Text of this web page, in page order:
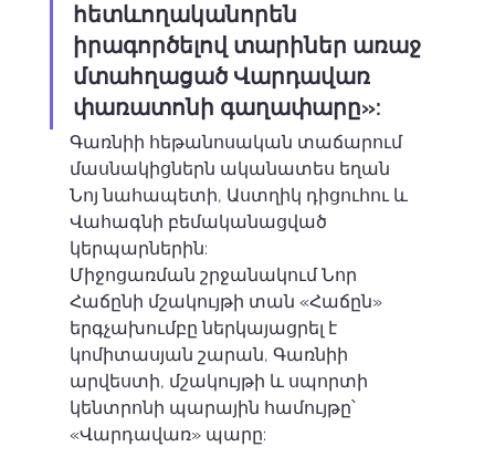
հետևողականորեն
իրագործելով տարիներ առաջ
մտահղացած Վարդավառ
փառատոնի գաղափարը»:
Գառնիի հեթանոսական տաճարում
մասնակիցներն ականատես եղան
Նոյ նահապետի, Աստղիկ դիցուհու և
Վահագնի բեմականացված
կերպարներին:
Միջոցառման շրջանակում Նոր
Հաճընի մշակույթի տան «Հաճըն»
երգչախումբը ներկայացրել է
կոմիտասյան շարան, Գառնիի
արվեստի, մշակույթի և սպորտի
կենտրոնի պարային համույթը՝
«Վարդավառ» պարը: